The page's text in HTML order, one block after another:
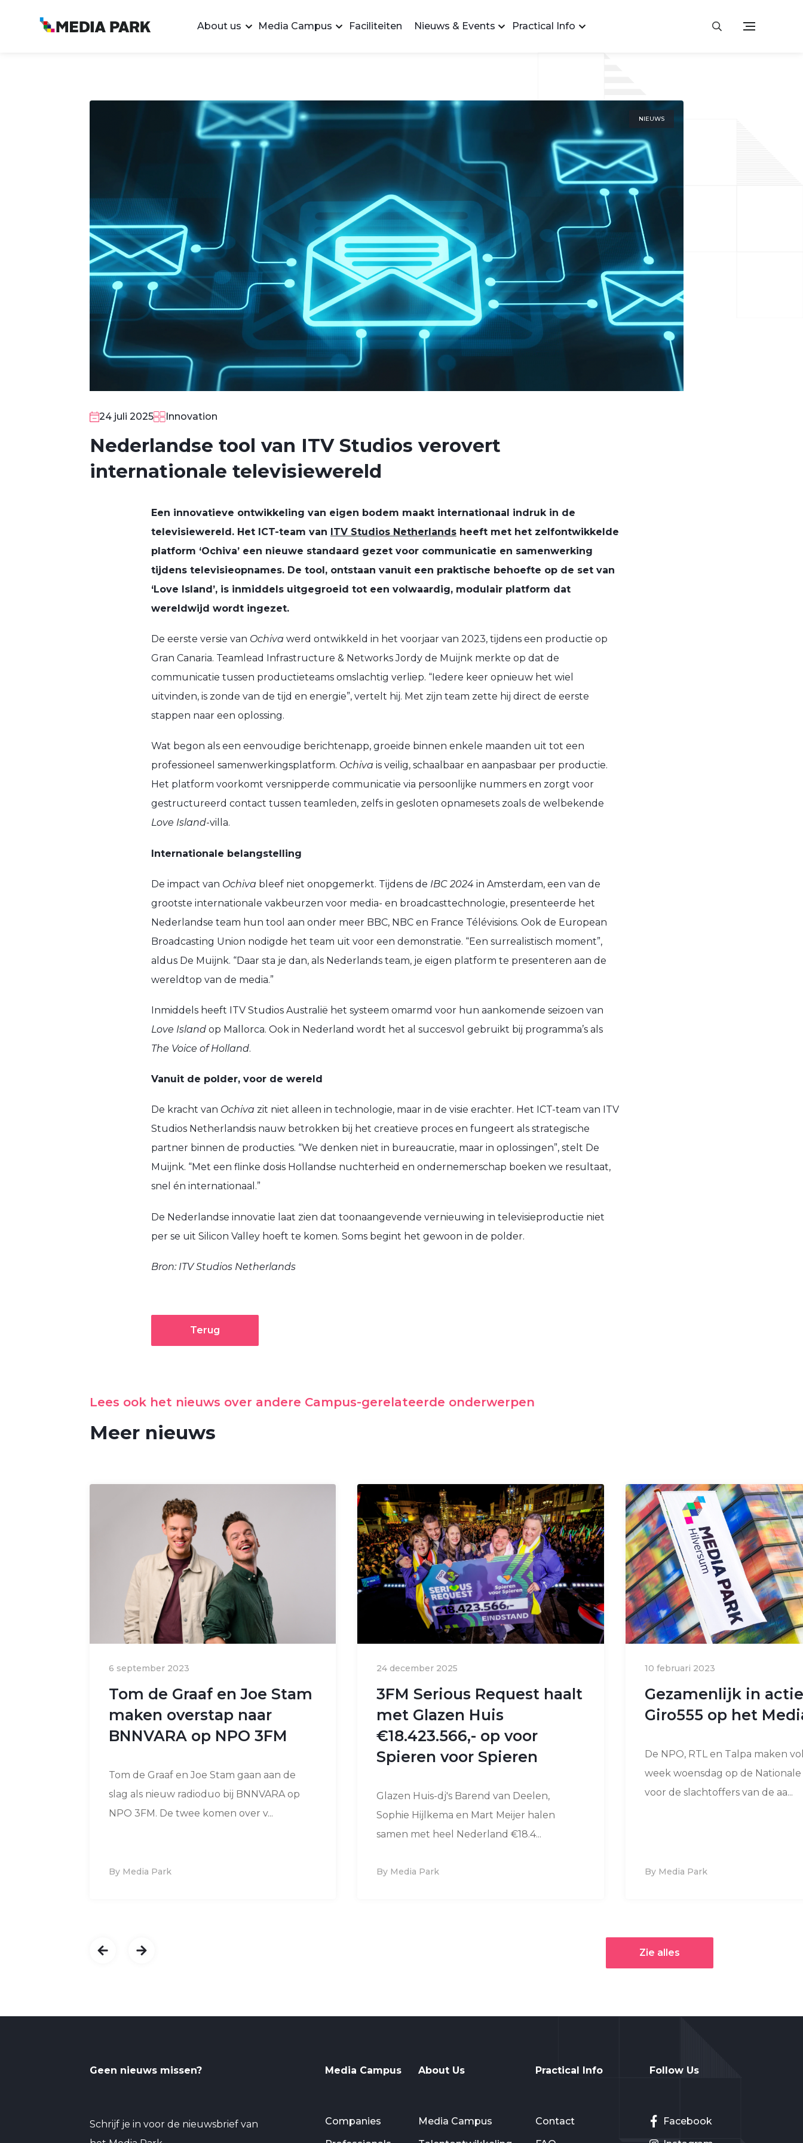
About us Media Campus Faciliteiten Nieuws & Events Practical Info
NIEUWS
24 juli 2025 Innovation
Nederlandse tool van ITV Studios verovert
internationale televisiewereld
Een innovatieve ontwikkeling van eigen bodem maakt internationaal indruk in de
televisiewereld. Het ICT-team van ITV Studios Netherlands heeft met het zelfontwikkelde
platform ‘Ochiva’ een nieuwe standaard gezet voor communicatie en samenwerking
tijdens televisieopnames. De tool, ontstaan vanuit een praktische behoefte op de set van
‘Love Island’, is inmiddels uitgegroeid tot een volwaardig, modulair platform dat
wereldwijd wordt ingezet.
De eerste versie van Ochiva werd ontwikkeld in het voorjaar van 2023, tijdens een productie op
Gran Canaria. Teamlead Infrastructure & Networks Jordy de Muijnk merkte op dat de
communicatie tussen productieteams omslachtig verliep. “Iedere keer opnieuw het wiel
uitvinden, is zonde van de tijd en energie”, vertelt hij. Met zijn team zette hij direct de eerste
stappen naar een oplossing.
Wat begon als een eenvoudige berichtenapp, groeide binnen enkele maanden uit tot een
professioneel samenwerkingsplatform. Ochiva is veilig, schaalbaar en aanpasbaar per productie.
Het platform voorkomt versnipperde communicatie via persoonlijke nummers en zorgt voor
gestructureerd contact tussen teamleden, zelfs in gesloten opnamesets zoals de welbekende
Love Island-villa.
Internationale belangstelling
De impact van Ochiva bleef niet onopgemerkt. Tijdens de IBC 2024 in Amsterdam, een van de
grootste internationale vakbeurzen voor media- en broadcasttechnologie, presenteerde het
Nederlandse team hun tool aan onder meer BBC, NBC en France Télévisions. Ook de European
Broadcasting Union nodigde het team uit voor een demonstratie. “Een surrealistisch moment”,
aldus De Muijnk. “Daar sta je dan, als Nederlands team, je eigen platform te presenteren aan de
wereldtop van de media.”
Inmiddels heeft ITV Studios Australië het systeem omarmd voor hun aankomende seizoen van
Love Island op Mallorca. Ook in Nederland wordt het al succesvol gebruikt bij programma’s als
The Voice of Holland.
Vanuit de polder, voor de wereld
De kracht van Ochiva zit niet alleen in technologie, maar in de visie erachter. Het ICT-team van ITV
Studios Netherlandsis nauw betrokken bij het creatieve proces en fungeert als strategische
partner binnen de producties. “We denken niet in bureaucratie, maar in oplossingen”, stelt De
Muijnk. “Met een flinke dosis Hollandse nuchterheid en ondernemerschap boeken we resultaat,
snel én internationaal.”
De Nederlandse innovatie laat zien dat toonaangevende vernieuwing in televisieproductie niet
per se uit Silicon Valley hoeft te komen. Soms begint het gewoon in de polder.
Bron: ITV Studios Netherlands
Terug
Lees ook het nieuws over andere Campus-gerelateerde onderwerpen
Meer nieuws
6 september 2023
Tom de Graaf en Joe Stam
maken overstap naar
BNNVARA op NPO 3FM
Tom de Graaf en Joe Stam gaan aan de
slag als nieuw radioduo bij BNNVARA op
NPO 3FM. De twee komen over v...
By Media Park
24 december 2025
3FM Serious Request haalt
met Glazen Huis
€18.423.566,- op voor
Spieren voor Spieren
Glazen Huis-dj's Barend van Deelen,
Sophie Hijlkema en Mart Meijer halen
samen met heel Nederland €18.4...
By Media Park
10 februari 2023
Gezamenlijk in
Giro555 op het
De NPO, RTL en Talpa maken
week woensdag op de
voor de slachtoffers van de aa...
By Media Park
Zie alles
Geen nieuws missen?
Schrijf je in voor de nieuwsbrief van
Media Campus
Companies
About Us
Media Campus
Practical Info
Contact
Follow Us
Facebook